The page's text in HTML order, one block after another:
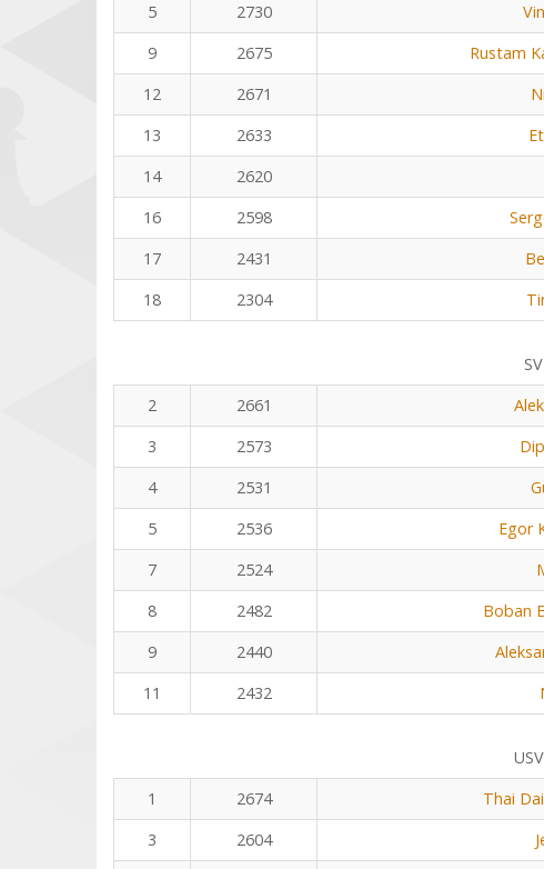
5
2730
9
2675 Rustam
12
2671
13
2633
14
2620
16
2598
17
2431
18
2304
2
2661
3
2573
4
2531
5
2536 Egor
7
2524
8
2482 Boban
9
2440
11
2432
1
2674 Thai
3
2604